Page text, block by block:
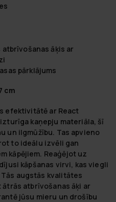
āķis ar
pārklājums
cm
efektivitātē ar React
kaņepju materiāla, šī
un ilgmūžību. Tas apvieno
to ideālu izvēli gan
kāpējiem. Reaģējot uz
kāpšanas virvi, kas viegli
augstās kvalitātes
atbrīvošanas āķi ar
jūsu mieru un drošību